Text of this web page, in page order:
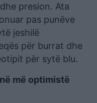
presion. Ata
pas punëve
jeshilë
për burrat dhe
për sytë blu.
më optimistë